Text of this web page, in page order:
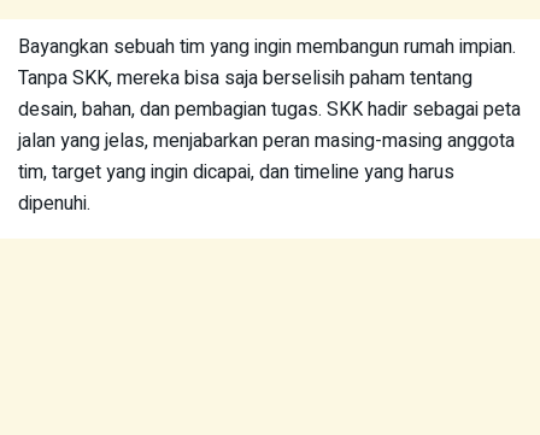
Bayangkan sebuah tim yang ingin membangun rumah impian.
Tanpa SKK, mereka bisa saja berselisih paham tentang
desain, bahan, dan pembagian tugas. SKK hadir sebagai peta
jalan yang jelas, menjabarkan peran masing-masing anggota
tim, target yang ingin dicapai, dan timeline yang harus
dipenuhi.